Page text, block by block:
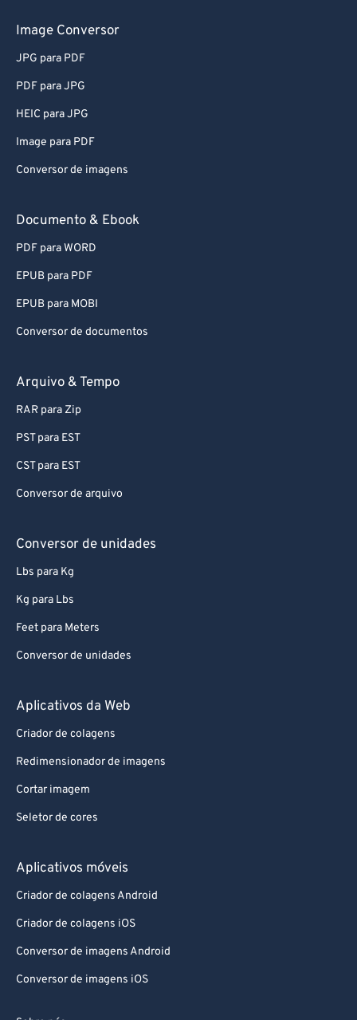
Image Conversor
JPG para PDF
PDF para JPG
HEIC para JPG
Image para PDF
Conversor de imagens
Documento & Ebook
PDF para WORD
EPUB para PDF
EPUB para MOBI
Conversor de documentos
Arquivo & Tempo
RAR para Zip
PST para EST
CST para EST
Conversor de arquivo
Conversor de unidades
Lbs para Kg
Kg para Lbs
Feet para Meters
Conversor de unidades
Aplicativos da Web
Criador de colagens
Redimensionador de imagens
Cortar imagem
Seletor de cores
Aplicativos móveis
Criador de colagens Android
Criador de colagens iOS
Conversor de imagens Android
Conversor de imagens iOS